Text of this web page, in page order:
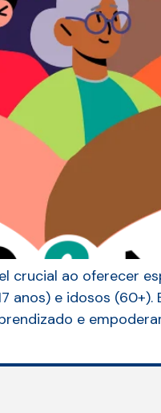
crucial ao oferecer
e idosos
e